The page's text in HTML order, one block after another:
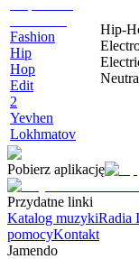
Fashion
Hip
Hop
Edit
2
Yevhen
Lokhmatov
Hip-
Pobierz aplikację
Przydatne linki
Katalog muzykiRadia
pomocyKontakt
Jamendo